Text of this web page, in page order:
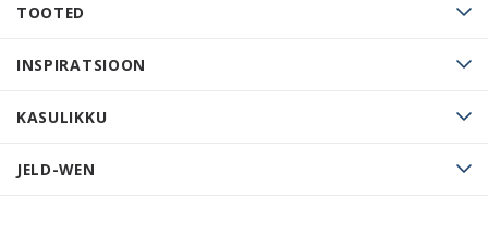
TOOTED
INSPIRATSIOON
KASULIKKU
JELD-WEN